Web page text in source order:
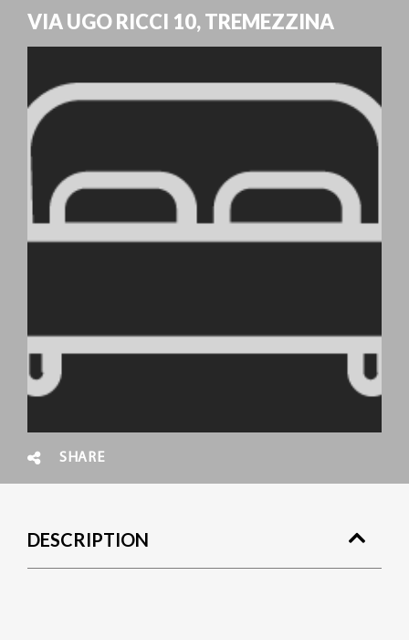
VIA UGO RICCI 10,TREMEZZINA
SHARE
DESCRIPTION